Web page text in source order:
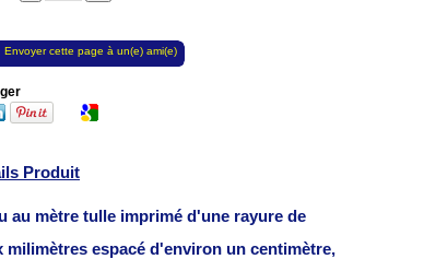
Envoyer cette page à un(e) ami(e)
Produit
au mètre tulle imprimé d'une rayure de
milimètres espacé d'environ un centimètre,